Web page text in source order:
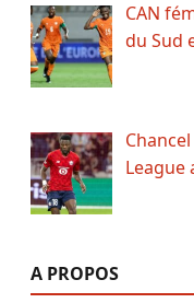
CAN
du Sud
League
A PROPOS